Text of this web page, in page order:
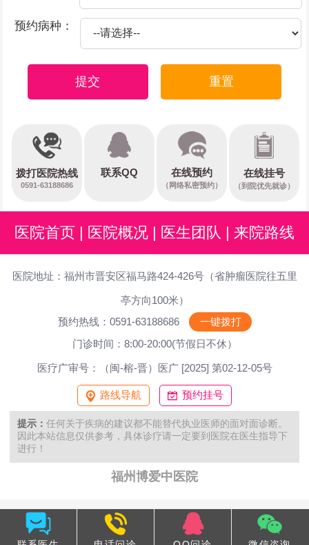
预约病种：
提交 重置
拨打医院热线
0591-63188686
联系QQ 在线预约
（网络私密预约）
在线挂号
（到院优先就诊）
医院首页 医院概况 医生团队 来院路线
医院地址：福州市晋安区福马路424-426号（省肿瘤医院往五里
亭方向100米）
预约热线：0591-63188686
一键拨打
门诊时间：8:00-20:00(节假日不休）
医疗广审号：（闽-榕-晋）医广 [2025] 第02-12-05号
路线导航 预约挂号
提示： 任何关于疾病的建议都不能替代执业医师的面对面诊断。
因此本站信息仅供参考，具体诊疗请一定要到医院在医生指导下
进行！
福州博爱中医院